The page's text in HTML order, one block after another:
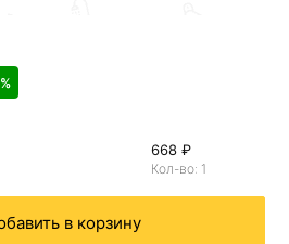
668 ₽
Кол-во: 1
в корзину